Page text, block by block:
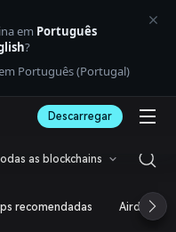
em Português
?
Português (Portugal)
Descarregar
as blockchains
recomendadas Airdrop